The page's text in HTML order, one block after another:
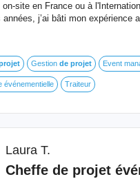
site en France ou à
années, j’ai bâti mon expérience
Gestion de projet Event
événementielle Traiteur
Laura T.
Cheffe de projet